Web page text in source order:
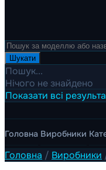
Шукати
Пошук...
Нічого не знайдено
Показати всі
Головна Виробники
Головна / Виробники